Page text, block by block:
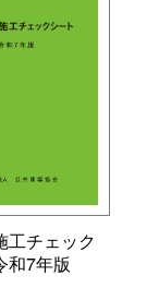
工チェック
7年版